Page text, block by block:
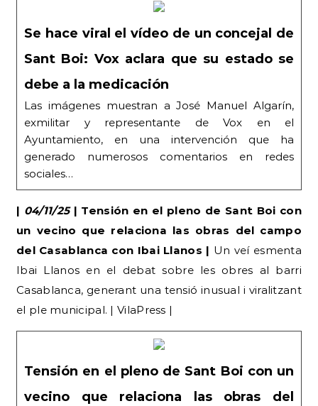
Se hace viral el vídeo de un concejal de
Sant Boi: Vox aclara que su estado se
debe a la medicación
Las imágenes muestran a José Manuel Algarín,
exmilitar y representante de Vox en el
Ayuntamiento, en una intervención que ha
generado numerosos comentarios en redes
sociales…
| 04/11/25| Tensión en el pleno de Sant Boi con
un vecino que relaciona las obras del campo
del Casablanca con Ibai Llanos | Un veí esmenta
Ibai Llanos en el debat sobre les obres al barri
Casablanca, generant una tensió inusual i viralitzant
el ple municipal. | VilaPress |
Tensión en el pleno de Sant Boi con un
vecino que relaciona las obras del